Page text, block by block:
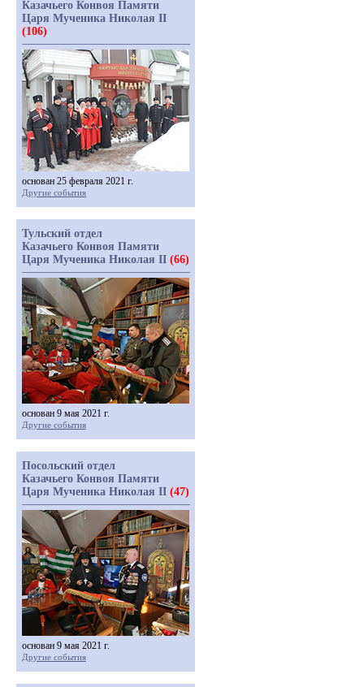
Казачьего Конвоя Памяти
Царя Мученика Николая II
(106)
основан 25 февраля 2021 г.
Другие события
Тульский отдел
Казачьего Конвоя Памяти
Царя Мученика Николая II (66)
основан 9 мая 2021 г.
Другие события
Посольский отдел
Казачьего Конвоя Памяти
Царя Мученика Николая II (47)
основан 9 мая 2021 г.
Другие события